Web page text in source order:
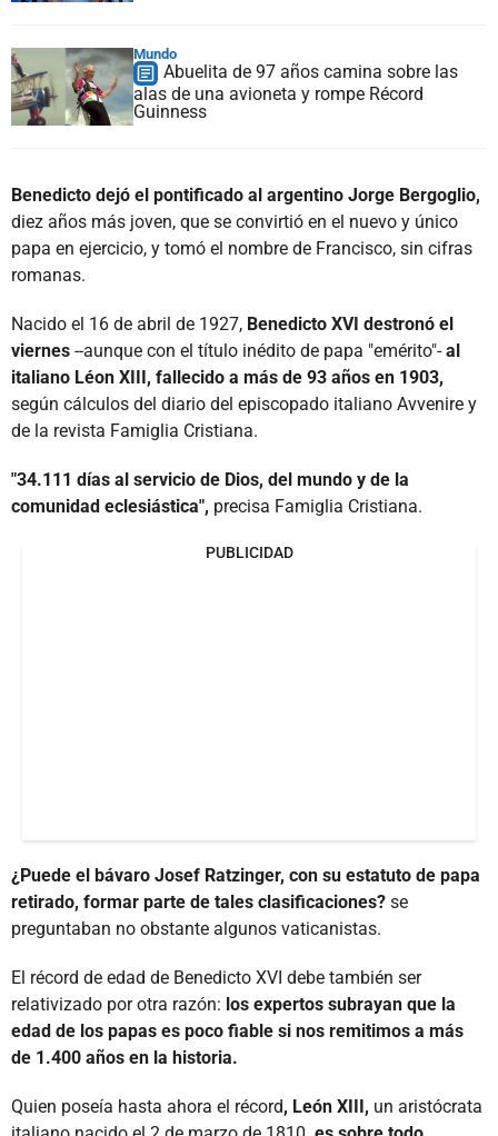
Mundo
Abuelita de 97 años camina sobre las
alas de una avioneta y rompe Récord
Guinness
Benedicto dejó el pontificado al argentino Jorge Bergoglio,
diez años más joven, que se convirtió en el nuevo y único
papa en ejercicio, y tomó el nombre de Francisco, sin cifras
romanas.
Nacido el 16 de abril de 1927, Benedicto XVI destronó el
viernes --aunque con el título inédito de papa "emérito"-al
italiano Léon XIII, fallecido a más de 93 años en 1903,
según cálculos del diario del episcopado italiano Avvenire y
de la revista Famiglia Cristiana.
"34.111 días al servicio de Dios, del mundo y de la
comunidad eclesiástica", precisa Famiglia Cristiana.
PUBLICIDAD
¿Puede el bávaro Josef Ratzinger, con su estatuto de papa
retirado, formar parte de tales clasificaciones? se
preguntaban no obstante algunos vaticanistas.
El récord de edad de Benedicto XVI debe también ser
relativizado por otra razón: los expertos subrayan que la
edad de los papas es poco fiable si nos remitimos a más
de 1.400 años en la historia.
Quien poseía hasta ahora el récord, León XIII, un aristócrata